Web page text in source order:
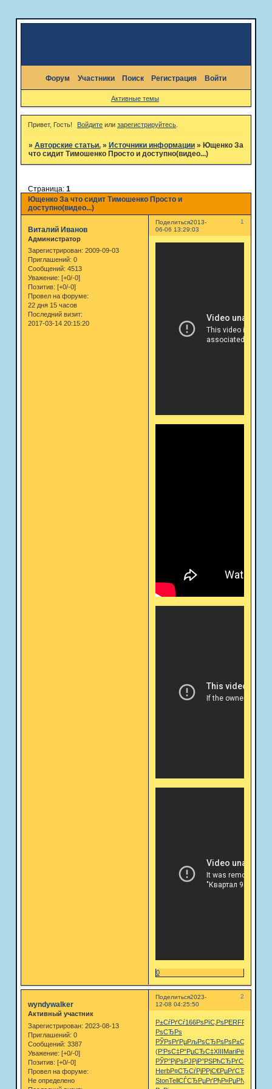
Форум Участники Поиск Регистрация Войти
Активные темы
Привет, Гость! Войдите илизарегистрируйтесь
» Авторские статьи. » Источники информации » Ющенко За
что сидит Тимошенко Просто и доступно(видео...)
Ющенко За что сидит Тимошенко Просто и
доступно(видео...)
Страница: 1
Поделиться 1
2013-
06-06 13:29:03
Виталий Иванов
Администратор
Зарегистрирован: 2009-09-03
Приглашений: 0
Сообщений: 4513
Уважение: [+0/-0]
Позитив: [+0/-0]
Провел на форуме:
22 дня 15 часов
Последний визит:
2017-03-14 20:15:20
0
Поделиться 2
2023-
12-08 04:25:50
wyndywalker
Активный участник
Зарегистрирован: 2023-08-13
Приглашений: 0
Сообщений: 3387
Уважение: [+0/-0]
Позитив: [+0/-0]
Провел на форуме:
Не определено
Р±СѓРґСѓ166РѕРїС‚РѕPERFР’Р°СЃРё
РѕСЂРѕ
РЎРѕРґРµРљРѕСЂРѕРѕР±СѓС‡
(Р‘РѕС‡Р“РµСЂС‡XIIIMariРёРЅСЃС‚
РЎР°РјРѕРЈРјР°РЅРћСЂРґС‹
HerbР¤СЂСѓРјРРјС€РµРґСЂСѓРі
StonTellСЃСЂРµРґРђР»РµР№